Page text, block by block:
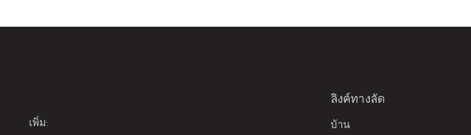
เพิ่ม:
ลิงค์ทางลัด
บ้าน